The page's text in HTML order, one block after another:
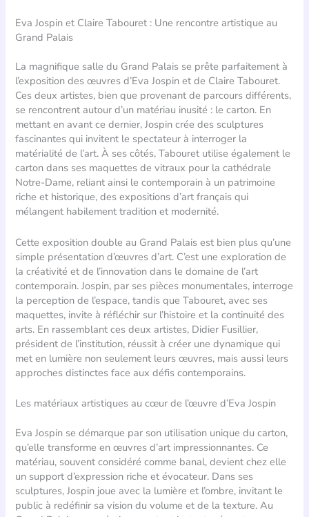
Eva Jospin et Claire Tabouret : Une rencontre artistique au
Grand Palais
La magnifique salle du Grand Palais se prête parfaitement à
l’exposition des œuvres d’Eva Jospin et de Claire Tabouret.
Ces deux artistes, bien que provenant de parcours différents,
se rencontrent autour d’un matériau inusité : le carton. En
mettant en avant ce dernier, Jospin crée des sculptures
fascinantes qui invitent le spectateur à interroger la
matérialité de l’art. À ses côtés, Tabouret utilise également le
carton dans ses maquettes de vitraux pour la cathédrale
Notre-Dame, reliant ainsi le contemporain à un patrimoine
riche et historique, des expositions d’art français qui
mélangent habilement tradition et modernité.
Cette exposition double au Grand Palais est bien plus qu’une
simple présentation d’œuvres d’art. C’est une exploration de
la créativité et de l’innovation dans le domaine de l’art
contemporain. Jospin, par ses pièces monumentales, interroge
la perception de l’espace, tandis que Tabouret, avec ses
maquettes, invite à réfléchir sur l’histoire et la continuité des
arts. En rassemblant ces deux artistes, Didier Fusillier,
président de l’institution, réussit à créer une dynamique qui
met en lumière non seulement leurs œuvres, mais aussi leurs
approches distinctes face aux défis contemporains.
Les matériaux artistiques au cœur de l’œuvre d’Eva Jospin
Eva Jospin se démarque par son utilisation unique du carton,
qu’elle transforme en œuvres d’art impressionnantes. Ce
matériau, souvent considéré comme banal, devient chez elle
un support d’expression riche et évocateur. Dans ses
sculptures, Jospin joue avec la lumière et l’ombre, invitant le
public à redéfinir sa vision du volume et de la texture. Au